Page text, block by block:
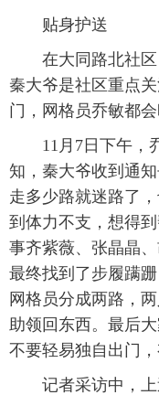
贴身护送
在大同路北社区
秦大爷是社区重点
门，网格员乔敏都
11月7日下午，乔
知，秦大爷收到通
走多少路就迷路了
到体力不支，想得
事齐紫薇、张晶晶
最终找到了步履蹒
网格员分成两路，
助领回东西。最后
不要轻易独自出门
记者采访中，上